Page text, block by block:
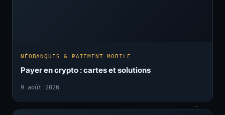
NÉOBANQUES & PAIEMENT MOBILE
Payer en crypto : cartes et solutions
9 août 2026